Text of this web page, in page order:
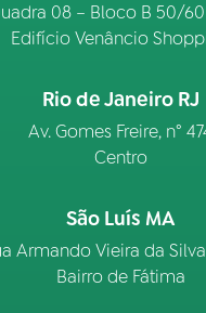
08 – Bloco B 50/60
Edifício Venâncio
Rio de Janeiro RJ
Av. Gomes Freire, n°
Centro
São Luís MA
Armando Vieira da
Bairro de Fátima